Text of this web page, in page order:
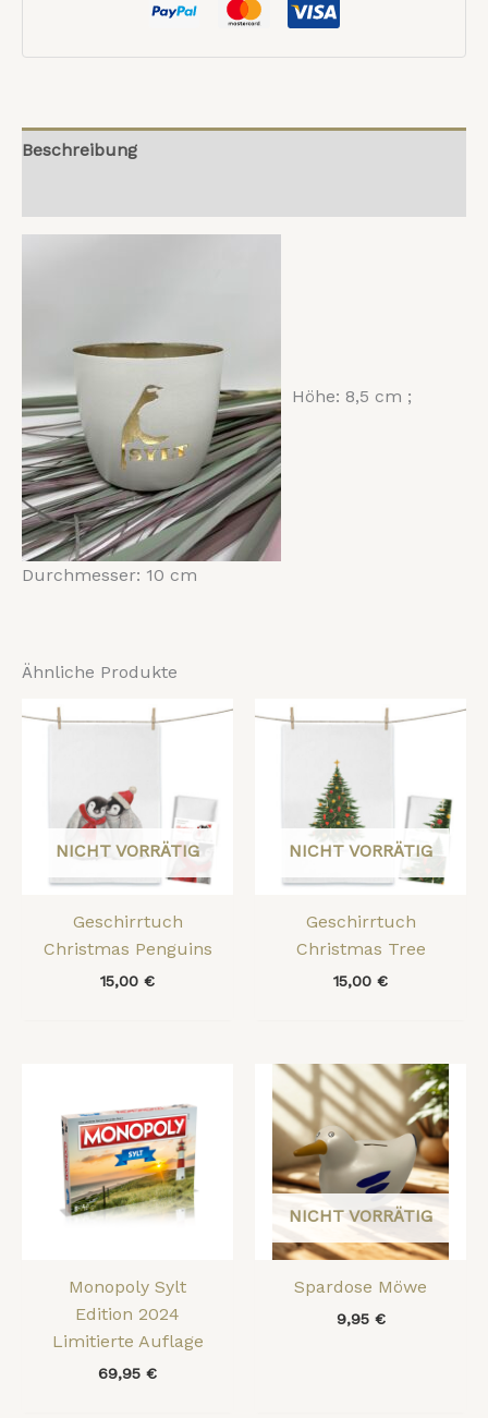
Beschreibung
Höhe: 8,5 cm ;
Durchmesser: 10 cm
Ähnliche Produkte
NICHT VORRÄTIG
Geschirrtuch
Christmas Penguins
15,00 €
NICHT VORRÄTIG
Geschirrtuch
Christmas Tree
15,00 €
Monopoly Sylt
Edition 2024
Limitierte Auflage
69,95 €
NICHT VORRÄTIG
Spardose Möwe
9,95 €